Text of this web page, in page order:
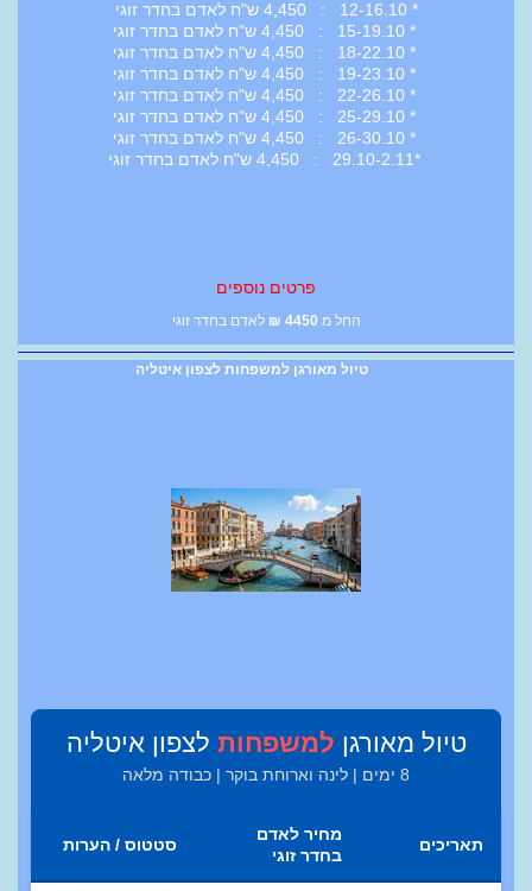
* 12-16.10 : 4,450 ש"ח לאדם בחדר זוגי
* 15-19.10 : 4,450 ש"ח לאדם בחדר זוגי
* 18-22.10 : 4,450 ש"ח לאדם בחדר זוגי
* 19-23.10 : 4,450 ש"ח לאדם בחדר זוגי
* 22-26.10 : 4,450 ש"ח לאדם בחדר זוגי
* 25-29.10 : 4,450 ש"ח לאדם בחדר זוגי
* 26-30.10 : 4,450 ש"ח לאדם בחדר זוגי
*29.10-2.11 : 4,450 ש"ח לאדם בחדר זוגי
פרטים נוספים
החל מ 4450
₪ לאדם בחדר זוגי
טיול מאורגן למשפחות לצפון איטליה
טיול מאורגן למשפחות לצפון איטליה
8 ימים | לינה וארוחת בוקר | כבודה מלאה
תאריכים
מחיר לאדם
בחדר זוגי
סטטוס / הערות